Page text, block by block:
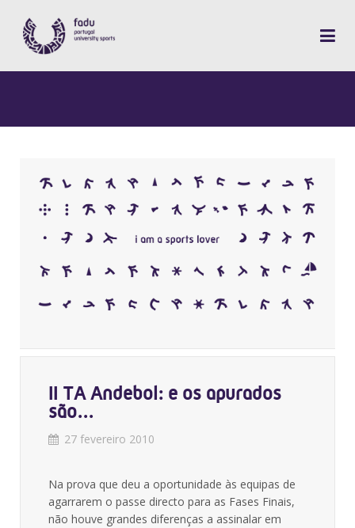
II TA Andebol: e os apurados
são...
27 fevereiro 2010
Na prova que deu a oportunidade às equipas de
agarrarem o passe directo para as Fases Finais,
não houve grandes diferenças a assinalar em